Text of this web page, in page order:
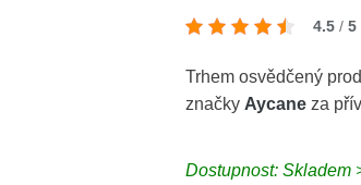
4.5 / 5
Trhem osvědčený
značky Aycane za
Dostupnost: Skladem